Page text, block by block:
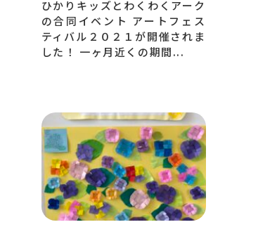
ひかりキッズとわくわくアーク
の合同イベント アートフェス
ティバル２０２１が開催されま
した！ 一ヶ月近くの期間...